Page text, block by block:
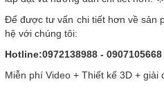
Để được tư vấn chi tiết hơn về sản
hệ với chúng tôi:
Hotline:0972138988 -
Miễn phí Video + Thiết kế 3D + giải